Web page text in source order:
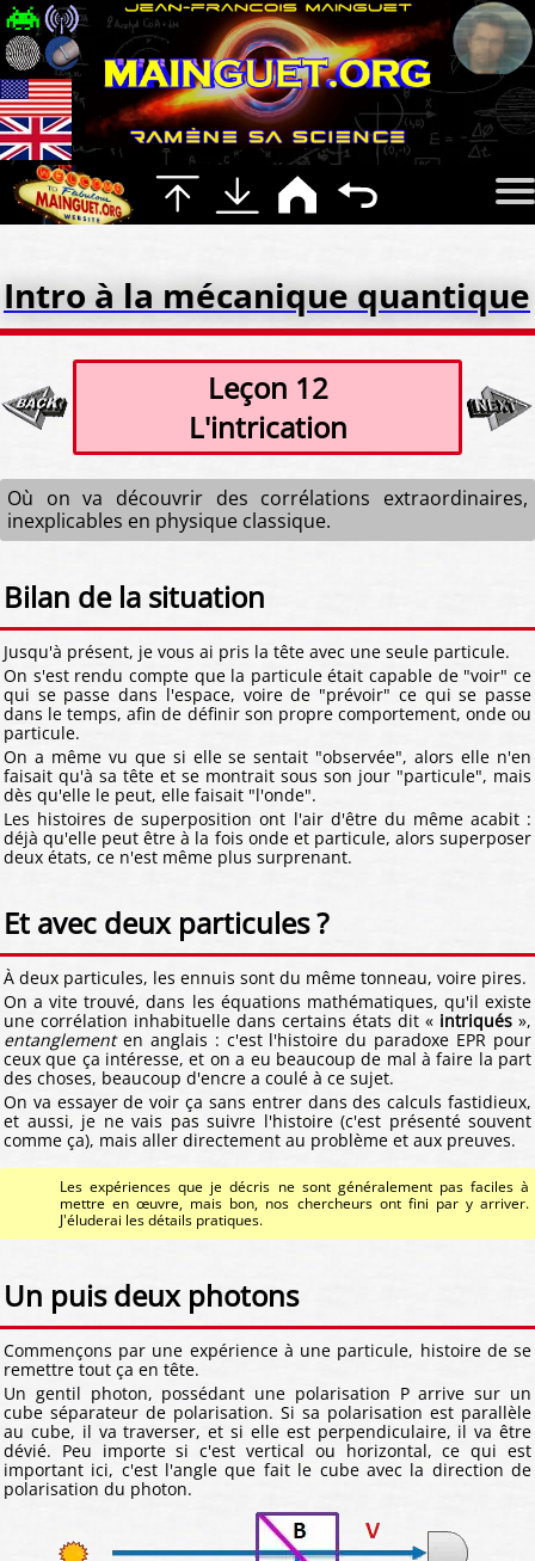
Intro à la mécanique quantique
Leçon 12
L'intrication
Où on va découvrir des corrélations extraordinaires,
inexplicables en physique classique.
Bilan de la situation
Jusqu'à présent, je vous ai pris la tête avec une seule particule.
On s'est rendu compte que la particule était capable de "voir" ce
qui se passe dans l'espace, voire de "prévoir" ce qui se passe
dans le temps, afin de définir son propre comportement, onde ou
particule.
On a même vu que si elle se sentait "observée", alors elle n'en
faisait qu'à sa tête et se montrait sous son jour "particule", mais
dès qu'elle le peut, elle faisait "l'onde".
Les histoires de superposition ont l'air d'être du même acabit :
déjà qu'elle peut être à la fois onde et particule, alors superposer
deux états, ce n'est même plus surprenant.
Et avec deux particules ?
À deux particules, les ennuis sont du même tonneau, voire pires.
On a vite trouvé, dans les équations mathématiques, qu'il existe
une corrélation inhabituelle dans certains états dit « intriqués »,
entanglementen anglais : c'est l'histoire du paradoxe EPR pour
ceux que ça intéresse, et on a eu beaucoup de mal à faire la part
des choses, beaucoup d'encre a coulé à ce sujet.
On va essayer de voir ça sans entrer dans des calculs fastidieux,
et aussi, je ne vais pas suivre l'histoire (c'est présenté souvent
comme ça), mais aller directement au problème et aux preuves.
Les expériences que je décris ne sont généralement pas faciles à
mettre en œuvre, mais bon, nos chercheurs ont fini par y arriver.
J'éluderai les détails pratiques.
Un puis deux photons
Commençons par une expérience à une particule, histoire de se
remettre tout ça en tête.
Un gentil photon, possédant une polarisation P arrive sur un
cube séparateur de polarisation. Si sa polarisation est parallèle
au cube, il va traverser, et si elle est perpendiculaire, il va être
dévié. Peu importe si c'est vertical ou horizontal, ce qui est
important ici, c'est l'angle que fait le cube avec la direction de
polarisation du photon.